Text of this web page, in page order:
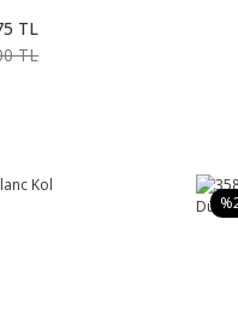
TL
TL